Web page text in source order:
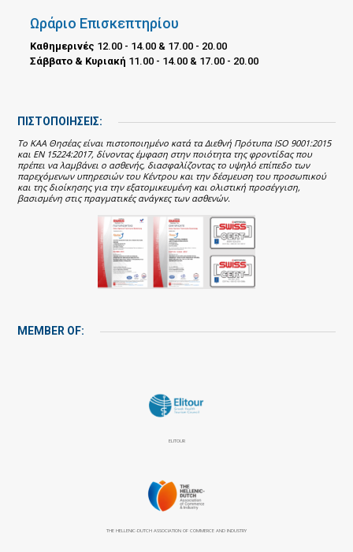
Ωράριο Επισκεπτηρίου
Καθημερινές 12.00 - 14.00 & 17.00 - 20.00
Σάββατο & Κυριακή 11.00 - 14.00 & 17.00 - 20.00
ΠΙΣΤΟΠΟΙΗΣΕΙΣ:
Το ΚΑΑ Θησέας είναι πιστοποιημένο κατά τα Διεθνή Πρότυπα ISO 9001:2015
και EN 15224:2017, δίνοντας έμφαση στην ποιότητα της φροντίδας που
πρέπει να λαμβάνει ο ασθενής, διασφαλίζοντας το υψηλό επίπεδο των
παρεχόμενων υπηρεσιών του Κέντρου και την δέσμευση του προσωπικού
και της διοίκησης για την εξατομικευμένη και ολιστική προσέγγιση,
βασισμένη στις πραγματικές ανάγκες των ασθενών.
MEMBER OF:
ELITOUR
THE HELLENIC-DUTCH ASSOCIATION OF COMMERCE AND INDUSTRY